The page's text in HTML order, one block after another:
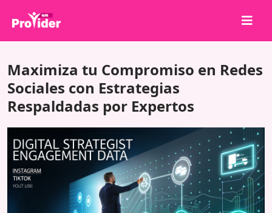
Sobre nosotros
Iniciar sesión
Registrarse
Servicios
API
Términos
Maximiza tu Compromiso en Redes
Sociales con Estrategias
Respaldadas por Expertos